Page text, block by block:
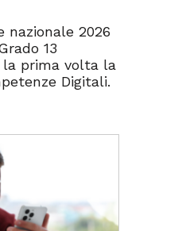
nazionale 2026
13
la prima volta la
Digitali.